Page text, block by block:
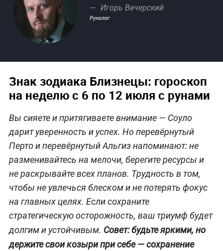
Игорь Вечерский
Рунолог
Знак зодиака Близнецы: гороскоп
на неделю с 6 по 12 июля с рунами
Вы сияете и притягиваете внимание — Соуло
дарит уверенность и успех. Но перевёрнутый
Перто и перевёрнутый Альгиз напоминают: не
разменивайтесь на мелочи, берегите ресурсы и
не раскрывайте всех планов. Трудность в том,
чтобы не увлечься блеском и не потерять фокус
на главных целях. Если сохраните
стратегическую осторожность, ваш триумф будет
долгим и устойчивым. Совет: будьте яркими, но
держите свои козыри при себе — сохранение